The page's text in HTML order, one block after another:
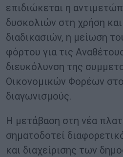
επιδιώκεται η
δυσκολιών στη χρήση και
διαδικασιών, η μείωση
φόρτου για τις
διευκόλυνση της
Οικονομικών Φορέων
διαγωνισμούς.
Η μετάβαση στη νέα
σηματοδοτεί
και διαχείρισης των